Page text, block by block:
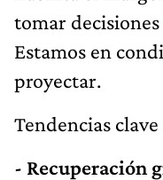
tomar
Estamos en
proyectar.
Tendencias
- Recuperación